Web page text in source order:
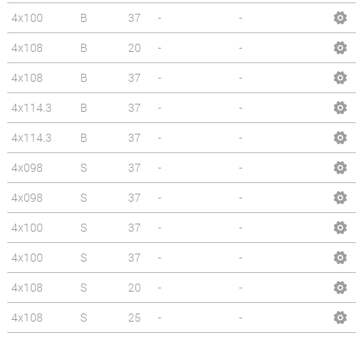
4x100
B 37 -
-
4x108
B 20 -
-
4x108
B 37 -
-
4x114.3
B 37 -
-
4x114.3
B 37 -
-
4x098
S 37 -
-
4x098
S 37 -
-
4x100
S 37 -
-
4x100
S 37 -
-
4x108
S 20 -
-
4x108
S 25 -
-